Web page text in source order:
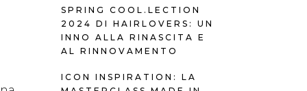
SPRING COOL.LECTION
2024 DI HAIRLOVERS: UN
INNO ALLA RINASCITA E
AL RINNOVAMENTO
ICON INSPIRATION: LA